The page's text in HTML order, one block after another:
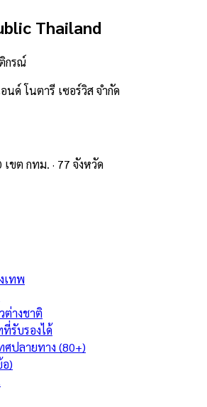
Thailand
กรณ์
ด์ โนตารี เซอร์วิส จำกัด
ขต กทม. · 77 จังหวัด
เทพ
ต่างชาติ
รับรองได้
ศปลายทาง (80+)
อ)